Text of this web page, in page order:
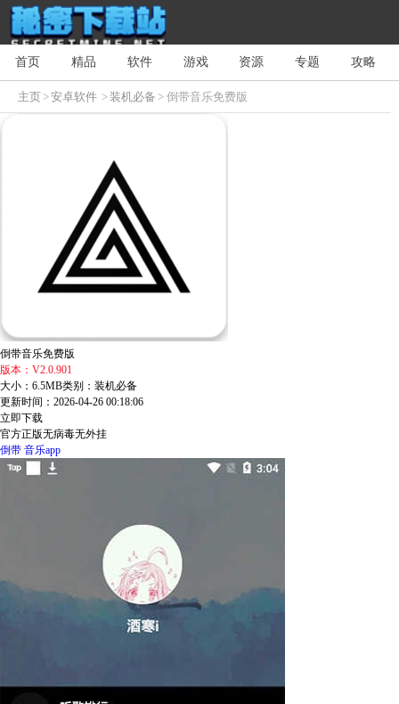
首页 精品 软件 游戏 资源 专题 攻略
主页>安卓软件 >装机必备 > 倒带音乐免费版
倒带音乐免费版
版本：V2.0.901
大小：6.5MB类别：装机必备
更新时间：2026-04-26 00:18:06
立即下载
官方正版无病毒无外挂
倒带 音乐app